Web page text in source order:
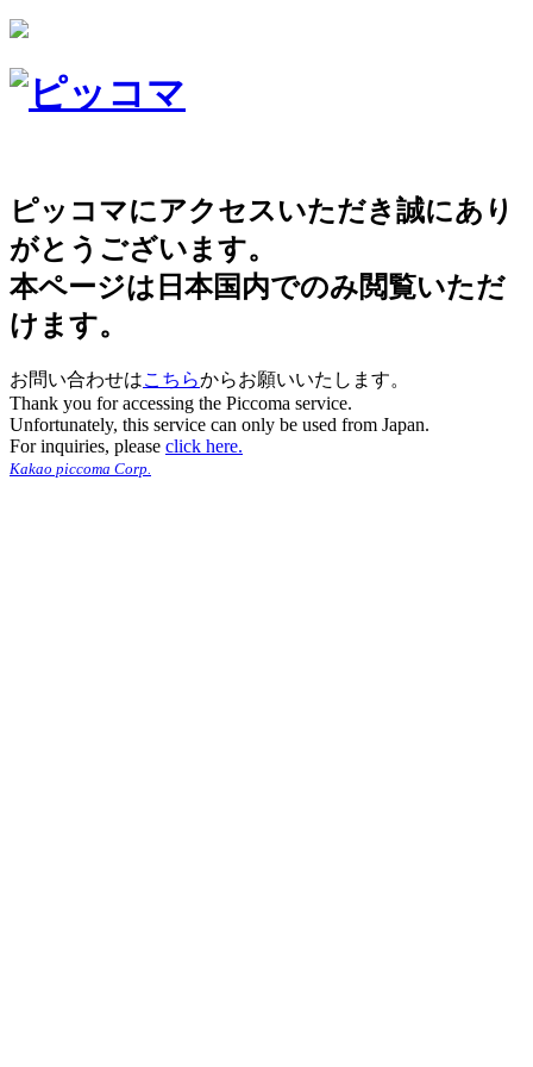
ピッコマにアクセスいただき誠にあり
がとうございます。
本ページは日本国内でのみ閲覧いただ
けます。
お問い合わせはこちらからお願いいたします。
Thank you for accessing the Piccoma service.
Unfortunately, this service can only be used from Japan.
For inquiries, please click here.
Kakao piccoma Corp.